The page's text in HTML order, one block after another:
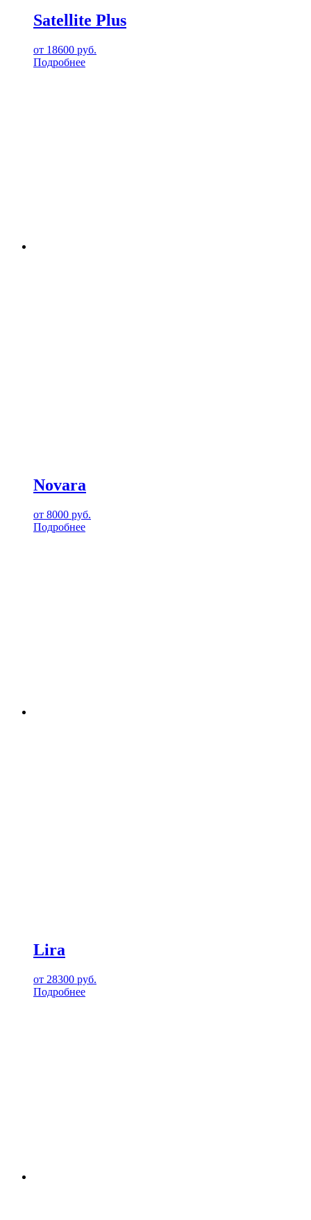
Satellite Plus
от 18600 руб.
Подробнее
Novara
от 8000 руб.
Подробнее
Lira
от 28300 руб.
Подробнее